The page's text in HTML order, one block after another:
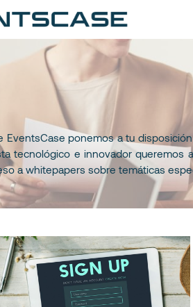
EventsCase ponemos a tu
tecnológico e innovador queremos
a whitepapers sobre temáticas